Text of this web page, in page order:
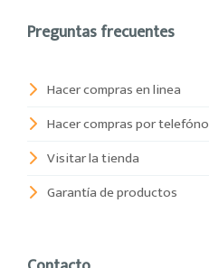
Preguntas frecuentes
Hacer compras en linea
Hacer compras por telefóno
Visitar la tienda
Garantía de productos